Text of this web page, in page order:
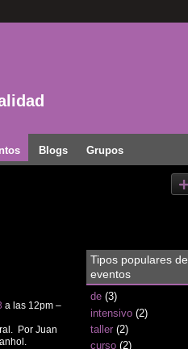
Blogs Grupos
a las 12pm –
Por Juan
Tipos populares de
eventos
de(3)
intensivo(2)
taller(2)
curso(2)